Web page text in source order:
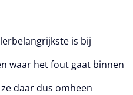
is bij
waar het fout gaat binnen
daar dus omheen